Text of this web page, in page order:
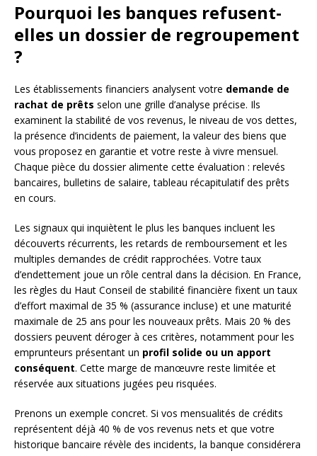
Pourquoi les banques refusent-
elles un dossier de regroupement
?
Les établissements financiers analysent votre demande de
rachat de prêts selon une grille d’analyse précise. Ils
examinent la stabilité de vos revenus, le niveau de vos dettes,
la présence d’incidents de paiement, la valeur des biens que
vous proposez en garantie et votre reste à vivre mensuel.
Chaque pièce du dossier alimente cette évaluation : relevés
bancaires, bulletins de salaire, tableau récapitulatif des prêts
en cours.
Les signaux qui inquiètent le plus les banques incluent les
découverts récurrents, les retards de remboursement et les
multiples demandes de crédit rapprochées. Votre taux
d’endettement joue un rôle central dans la décision. En France,
les règles du Haut Conseil de stabilité financière fixent un taux
d’effort maximal de 35 % (assurance incluse) et une maturité
maximale de 25 ans pour les nouveaux prêts. Mais 20 % des
dossiers peuvent déroger à ces critères, notamment pour les
emprunteurs présentant un profil solide ou un apport
conséquent. Cette marge de manœuvre reste limitée et
réservée aux situations jugées peu risquées.
Prenons un exemple concret. Si vos mensualités de crédits
représentent déjà 40 % de vos revenus nets et que votre
historique bancaire révèle des incidents, la banque considérera